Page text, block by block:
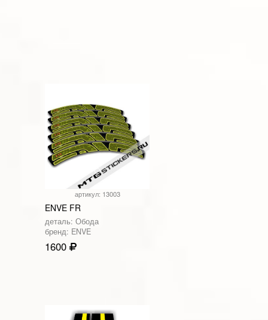
артикул: 13003
ENVE FR
деталь: Обода
бренд: ENVE
1600